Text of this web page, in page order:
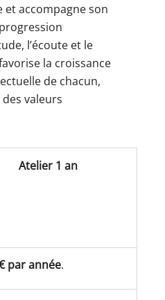
et accompagne son
l’écoute et le
la croissance
de chacun,
valeurs
Atelier 1 an
par année.